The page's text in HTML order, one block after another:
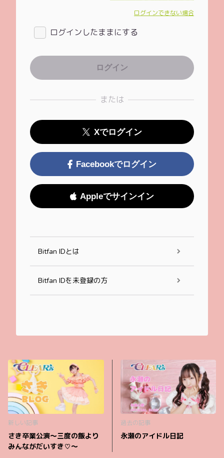
ログインできない場合
ログインしたままにする
または
Xでログイン
Facebookでログイン
Appleでサインイン
Bitfan IDとは
Bitfan IDを未登録の方
新しい記事
さき卒業公演〜三度の飯より
みんながだいすき♡〜
過去の記事
永瀬のアイドル日記